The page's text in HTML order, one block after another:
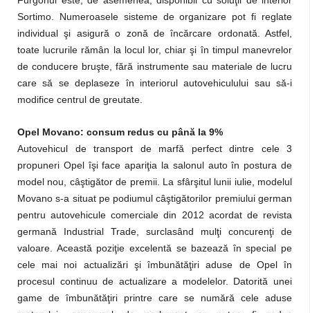
Sortimo. Numeroasele sisteme de organizare pot fi reglate
individual şi asigură o zonă de încărcare ordonată. Astfel,
toate lucrurile rămân la locul lor, chiar şi în timpul manevrelor
de conducere bruşte, fără instrumente sau materiale de lucru
care să se deplaseze în interiorul autovehiculului sau să-i
modifice centrul de greutate.
Opel Movano: consum redus cu până la 9%
Autovehicul de transport de marfă perfect dintre cele 3
propuneri Opel îşi face apariţia la salonul auto în postura de
model nou, câştigător de premii. La sfârşitul lunii iulie, modelul
Movano s-a situat pe podiumul câştigătorilor premiului german
pentru autovehicule comerciale din 2012 acordat de revista
germană Industrial Trade, surclasând mulţi concurenţi de
valoare. Această poziţie excelentă se bazează în special pe
cele mai noi actualizări şi îmbunătăţiri aduse de Opel în
procesul continuu de actualizare a modelelor. Datorită unei
game de îmbunătăţiri printre care se numără cele aduse